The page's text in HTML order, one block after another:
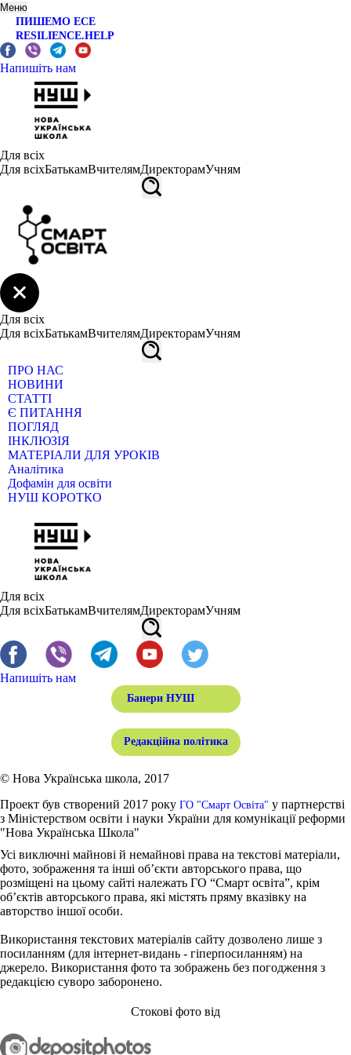
Меню
ПИШЕМО ЕСЕ
RESILIENCE.HELP
Напишіть нам
Для всіх
Для всіхБатькамВчителямДиректорамУчням
Для всіх
Для всіхБатькамВчителямДиректорамУчням
ПРО НАС
НОВИНИ
СТАТТІ
Є ПИТАННЯ
ПОГЛЯД
ІНКЛЮЗІЯ
МАТЕРІАЛИ ДЛЯ УРОКІВ
Аналітика
Дофамін для освіти
НУШ КОРОТКО
Для всіх
Для всіхБатькамВчителямДиректорамУчням
Напишіть нам
Банери НУШ
Редакційна політика
© Нова Українська школа, 2017
Проект був створений 2017 року ГО "Смарт Освіта" у партнерстві
з Міністерством освіти і науки України для комунікації реформи
"Нова Українська Школа"
Усі виключні майнові й немайнові права на текстові матеріали,
фото, зображення та інші об’єкти авторського права, що
розміщені на цьому сайті належать ГО “Смарт освіта”, крім
об’єктів авторського права, які містять пряму вказівку на
авторство іншої особи.
Використання текстових матеріалів сайту дозволено лише з
посиланням (для інтернет-видань - гіперпосиланням) на
джерело. Використання фото та зображень без погодження з
редакцією суворо заборонено.
Стокові фото від